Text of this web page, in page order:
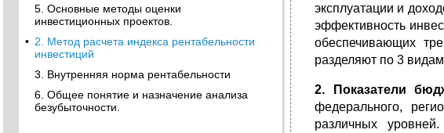
5. Основные методы оценки
инвестиционных проектов.
• 2. Метод расчета индекса рентабельности
инвестиций
3. Внутренняя норма рентабельности
6. Общее понятие и назначение анализа
безубыточности.
эксплуатации и
эффективность
обеспечивающих
разделяют по 3
2. Показатели
федерального,
различных